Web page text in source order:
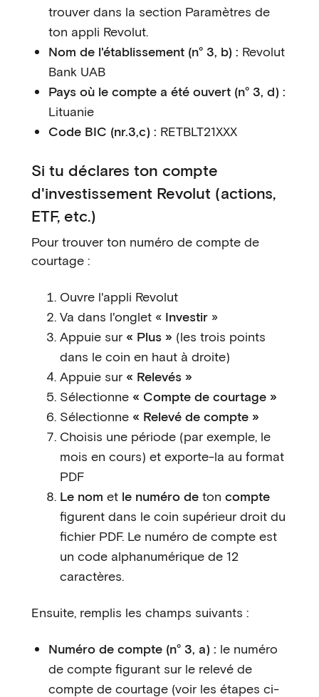
trouver dans la section Paramètres de
ton appli Revolut.
Nom de l'établissement (n° 3, b) : Revolut
Bank UAB
Pays où le compte a été ouvert (n° 3, d) :
Lituanie
Code BIC (nr.3,c) : RETBLT21XXX
Si tu déclares ton compte
d'investissement Revolut (actions,
ETF, etc.)
Pour trouver ton numéro de compte de
courtage :
Ouvre l'appli Revolut
Va dans l'onglet « Investir »
Appuie sur « Plus » (les trois points
dans le coin en haut à droite)
Appuie sur « Relevés »
Sélectionne « Compte de courtage »
Sélectionne « Relevé de compte »
Choisis une période (par exemple, le
mois en cours) et exporte-la au format
PDF
Le nom et le numéro de ton compte
figurent dans le coin supérieur droit du
fichier PDF. Le numéro de compte est
un code alphanumérique de 12
caractères.
Ensuite, remplis les champs suivants :
Numéro de compte (n° 3, a) : le numéro
de compte figurant sur le relevé de
compte de courtage (voir les étapes ci-